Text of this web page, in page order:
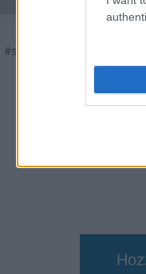
#super mario galaxis: a film